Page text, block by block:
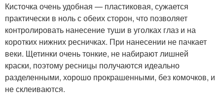
Кисточка очень удобная — пластиковая, сужается
практически в ноль с обеих сторон, что позволяет
контролировать нанесение туши в уголках глаз и на
коротких нижних ресничках. При нанесении не пачкает
веки. Щетинки очень тонкие, не набирают лишней
краски, поэтому ресницы получаются идеально
разделенными, хорошо прокрашенными, без комочков, и
не склеиваются.